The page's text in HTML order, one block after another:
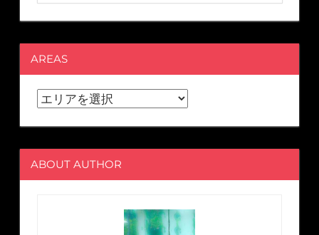
AREAS
ABOUT AUTHOR